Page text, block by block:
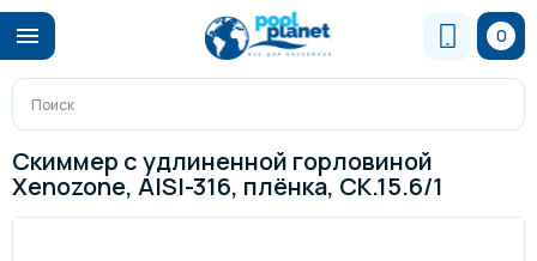
0
Скиммер с удлиненной горловиной
Xenozone, AISI-316, плёнка, СК.15.6/1